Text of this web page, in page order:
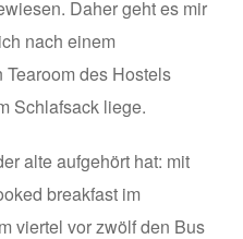
Daher geht es mir
nach einem
des Hostels
Schlafsack liege.
alte aufgehört hat: mit
breakfast im
viertel vor zwölf den Bus